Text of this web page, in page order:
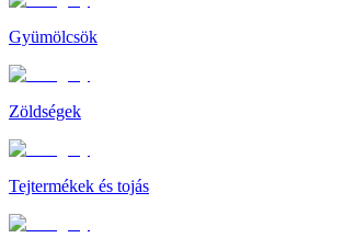
Gyümölcsök
Zöldségek
Tejtermékek és tojás